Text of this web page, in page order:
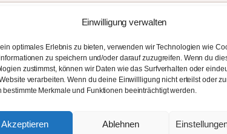
Einwilligung verwalten
optimales Erlebnis zu bieten, verwenden wir Technologien wie
zu speichern und/oder darauf zuzugreifen. Wenn du
zustimmst, können wir Daten wie das Surfverhalten oder
verarbeiten. Wenn du deine Einwillligung nicht erteilst oder
bestimmte Merkmale und Funktionen beeinträchtigt werden.
Akzeptieren Ablehnen